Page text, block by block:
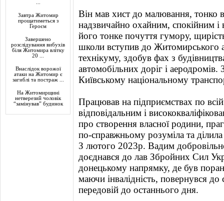
Завтра Житомир
прощатиметься з
Героєм
Завершено
розслідування вибухів
біля Житомира влітку
20 ...
Внаслідок ворожої
атаки на Житомир є
загиблі та постраж ...
На Житомирщині
нетверезий чоловік
“замінував” будинок
Він мав хист до малювання, тонко
надзвичайно охайним, спокійним і
його тонке почуття гумору,
школи вступив до Житомирського
технікуму, здобув фах з
автомобільних доріг і
Київському національному
Працював на підприємствах по
відповідальним і
про створення власної родини,
по-справжньому розуміла та
З лютого 2023р. Вадим
доєднався до лав Збройних Сил
донецькому напрямку, де був
маючи інвалідність, повернувся
передовій до останнього дня.